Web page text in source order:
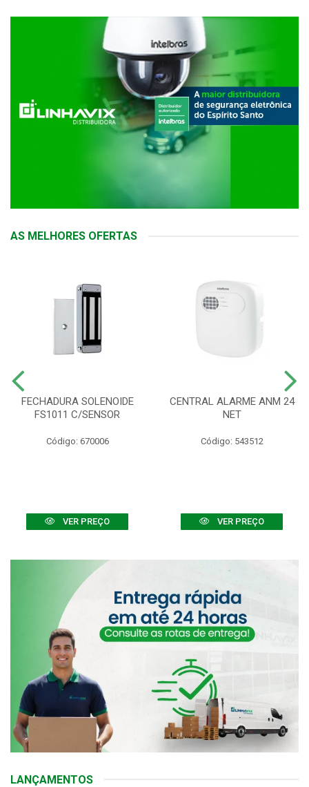
AS MELHORES OFERTAS
FECHADURA SOLENOIDE
FS1011 C/SENSOR
Código: 670006
VER PREÇO
CENTRAL ALARME ANM 24
NET
Código: 543512
VER PREÇO
LANÇAMENTOS